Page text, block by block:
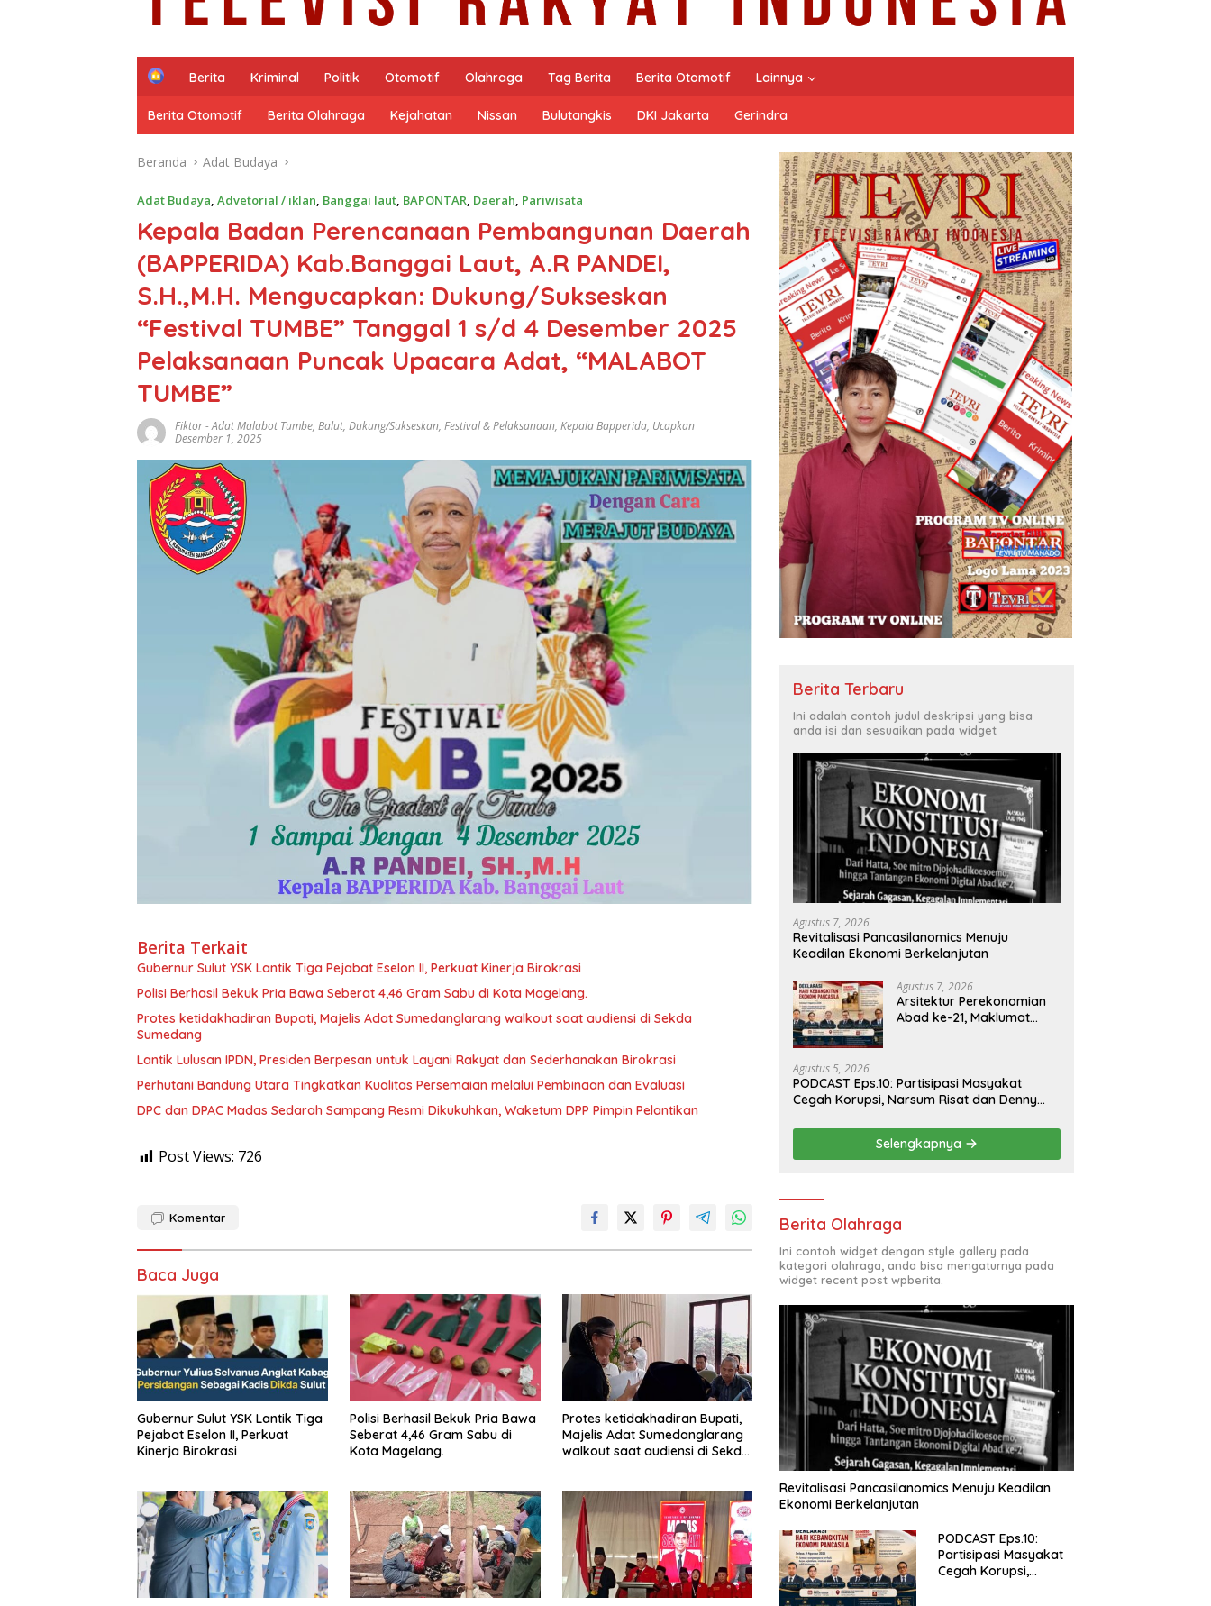
H
m
e
Berita Kriminal Politik Otomotif Olahraga Tag Berita Berita Otomotif Lainnya
Berita Otomotif Berita Olahraga Kejahatan Nissan Bulutangkis DKI Jakarta Gerindra
Beranda Adat Budaya
Adat Budaya, Advetorial / iklan, Banggai laut, BAPONTAR, Daerah, Pariwisata
Kepala Badan Perencanaan Pembangunan Daerah
(BAPPERIDA) Kab.Banggai Laut, A.R PANDEI,
S.H.,M.H. Mengucapkan: Dukung/Sukseskan
“Festival TUMBE” Tanggal 1 s/d 4 Desember 2025
Pelaksanaan Puncak Upacara Adat, “MALABOT
TUMBE”
Fiktor-Adat Malabot Tumbe, Balut, Dukung/Sukseskan, Festival & Pelaksanaan, Kepala Bapperida, Ucapkan
Desember 1, 2025
Berita Terkait
Gubernur Sulut YSK Lantik Tiga Pejabat Eselon II, Perkuat Kinerja Birokrasi
Polisi Berhasil Bekuk Pria Bawa Seberat 4,46 Gram Sabu di Kota Magelang.
Protes ketidakhadiran Bupati, Majelis Adat Sumedanglarang walkout saat audiensi di Sekda
Sumedang
Lantik Lulusan IPDN, Presiden Berpesan untuk Layani Rakyat dan Sederhanakan Birokrasi
Perhutani Bandung Utara Tingkatkan Kualitas Persemaian melalui Pembinaan dan Evaluasi
DPC dan DPAC Madas Sedarah Sampang Resmi Dikukuhkan, Waketum DPP Pimpin Pelantikan
Post Views: 726
Komentar
Baca Juga
Gubernur Sulut YSK Lantik Tiga
Pejabat Eselon II, Perkuat
Kinerja Birokrasi
Polisi Berhasil Bekuk Pria Bawa
Seberat 4,46 Gram Sabu di
Kota Magelang.
Protes ketidakhadiran Bupati,
Majelis Adat Sumedanglarang
walkout saat audiensi di Sekda
Berita Terbaru
Ini adalah contoh judul deskripsi yang bisa
anda isi dan sesuaikan pada widget
Agustus 7, 2026
Revitalisasi Pancasilanomics Menuju
Keadilan Ekonomi Berkelanjutan
Agustus 7, 2026
Arsitektur Perekonomian
Abad ke-21, Maklumat
Agustus 5, 2026
PODCAST Eps.10: Partisipasi Masyakat
Cegah Korupsi, Narsum Risat dan Denny
Selengkapnya
Berita Olahraga
Ini contoh widget dengan style gallery pada
kategori olahraga, anda bisa mengaturnya pada
widget recent post wpberita.
Revitalisasi Pancasilanomics Menuju Keadilan
Ekonomi Berkelanjutan
PODCAST Eps.10:
Partisipasi Masyakat
Cegah Korupsi,